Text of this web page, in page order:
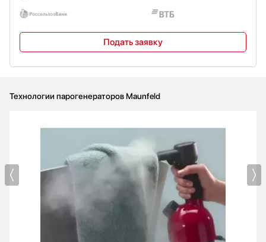
Подать заявку
Технологии парогенераторов Maunfeld